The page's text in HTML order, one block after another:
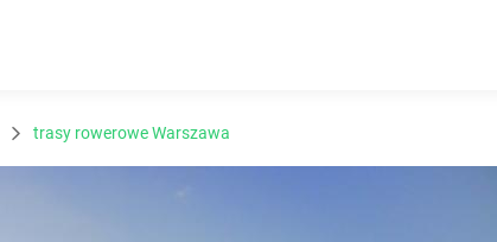
trasy rowerowe Warszawa